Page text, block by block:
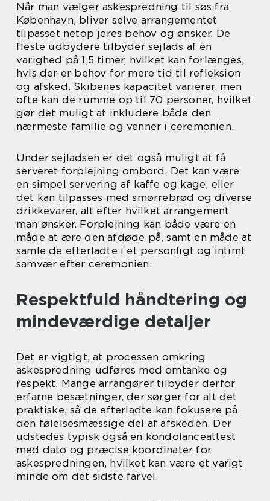
Når man vælger askespredning til søs fra
København, bliver selve arrangementet
tilpasset netop jeres behov og ønsker. De
fleste udbydere tilbyder sejlads af en
varighed på 1,5 timer, hvilket kan forlænges,
hvis der er behov for mere tid til refleksion
og afsked. Skibenes kapacitet varierer, men
ofte kan de rumme op til 70 personer, hvilket
gør det muligt at inkludere både den
nærmeste familie og venner i ceremonien.
Under sejladsen er det også muligt at få
serveret forplejning ombord. Det kan være
en simpel servering af kaffe og kage, eller
det kan tilpasses med smørrebrød og diverse
drikkevarer, alt efter hvilket arrangement
man ønsker. Forplejning kan både være en
måde at ære den afdøde på, samt en måde at
samle de efterladte i et personligt og intimt
samvær efter ceremonien.
Respektfuld håndtering og
mindeværdige detaljer
Det er vigtigt, at processen omkring
askespredning udføres med omtanke og
respekt. Mange arrangører tilbyder derfor
erfarne besætninger, der sørger for alt det
praktiske, så de efterladte kan fokusere på
den følelsesmæssige del af afskeden. Der
udstedes typisk også en kondolanceattest
med dato og præcise koordinater for
askespredningen, hvilket kan være et varigt
minde om det sidste farvel.